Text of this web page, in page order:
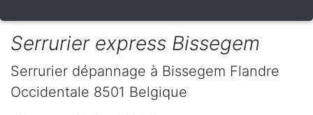
Serrurier express Bissegem
Serrurier dépannage à Bissegem Flandre
Occidentale 8501 Belgique